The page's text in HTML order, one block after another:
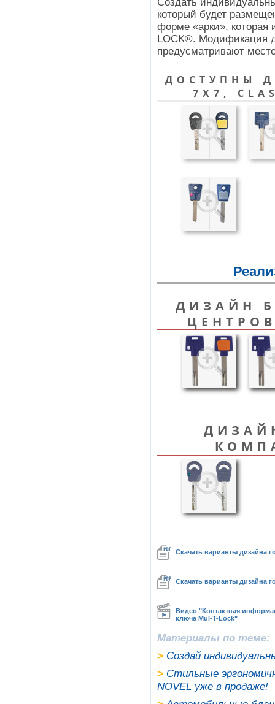
который будет
форме «арки», которая
LOCK®. Модификация
предусматривают
ДОСТУПНЫ
7Х7,
ДИЗАЙН
Скачать варианты дизайна
Скачать варианты дизайна
Видео "Контактная
ключа Mul-T-Lock"
Материалы по теме:
> Создай
> Стильные
NOVEL уже в продаже!